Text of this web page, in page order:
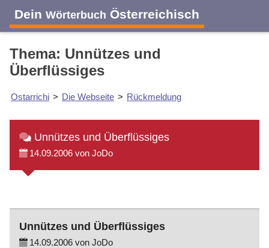
Dein Wörterbuch Österreichisch
Thema: Unnützes und
Überflüssiges
Ostarrichi > Die Webseite > Rückmeldung
Unnützes und Überflüssiges
14.09.2006 von JoDo
Unnützes und Überflüssiges
14.09.2006 von JoDo